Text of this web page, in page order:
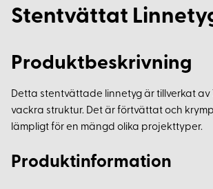
Stentvättat
Produktbeskrivning
Detta stentvättade linnetyg är tillverkat av
vackra struktur. Det är förtvättat och
lämpligt för en mängd olika projekttyper.
Produktinformation